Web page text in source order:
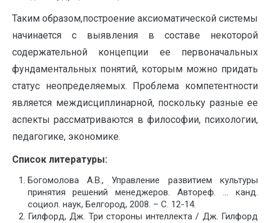
Таким образом,построение аксиоматической системы
начинается с выявления в составе некоторой
содержательной концепции ее первоначальных
фундаментальных понятий, которым можно придать
статус неопределяемых. Проблема компетентности
является междисциплинарной, поскольку разные ее
аспекты рассматриваются в философии, психологии,
педагогике, экономике.
Список литературы:
Богомолова А.В., Управление развитием культуры
принятия решений менеджеров. Автореф. … канд.
социол. наук, Белгород, 2008. – С. 12-14.
Гилфорд, Дж. Три стороны интеллекта / Дж. Гилфорд